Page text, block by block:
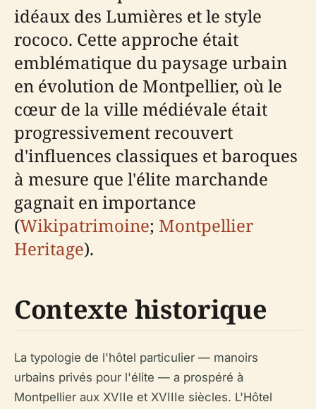
idéaux des Lumières et le style
rococo. Cette approche était
emblématique du paysage urbain
en évolution de Montpellier, où le
cœur de la ville médiévale était
progressivement recouvert
d'influences classiques et baroques
à mesure que l'élite marchande
gagnait en importance
(Wikipatrimoine; Montpellier
Heritage).
Contexte historique
La typologie de l'hôtel particulier — manoirs
urbains privés pour l'élite — a prospéré à
Montpellier aux XVIIe et XVIIIe siècles. L'Hôtel